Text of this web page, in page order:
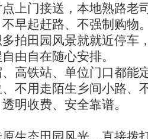
上门接送，本地熟路老
早起赶路、不强制购物
拍田园风景就就近停车
由自在随心安排。
高铁站、单位门口都能
不用走陌生乡间小路、
明收费、安全靠谱。